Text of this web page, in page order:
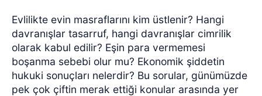
Evlilikte evin masraflarını kim üstlenir? Hangi
davranışlar tasarruf, hangi davranışlar cimrilik
olarak kabul edilir? Eşin para vermemesi
boşanma sebebi olur mu? Ekonomik şiddetin
hukuki sonuçları nelerdir? Bu sorular, günümüzde
pek çok çiftin merak ettiği konular arasında yer